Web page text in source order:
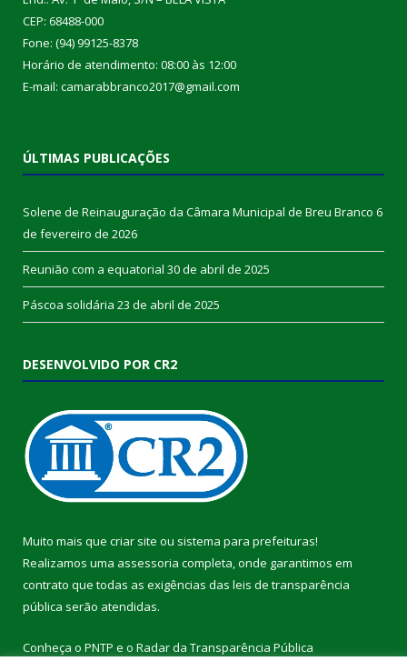
CEP: 68488-000
Fone: (94) 99125-8378
Horário de atendimento: 08:00 às 12:00
E-mail: camarabbranco2017@gmail.com
ÚLTIMAS PUBLICAÇÕES
Solene de Reinauguração da Câmara Municipal de Breu Branco 6
de fevereiro de 2026
Reunião com a equatorial 30 de abril de 2025
Páscoa solidária 23 de abril de 2025
DESENVOLVIDO POR CR2
Muito mais que criar site ou sistema para prefeituras!
Realizamos uma assessoria completa, onde garantimos em
contrato que todas as exigências das leis de transparência
pública serão atendidas.
Conheça o PNTP e o Radar da Transparência Pública